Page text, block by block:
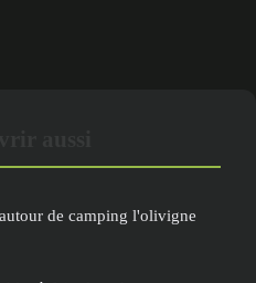
de camping l'olivigne